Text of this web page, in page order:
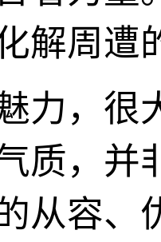
解周遭
力，很
质，并
从容、